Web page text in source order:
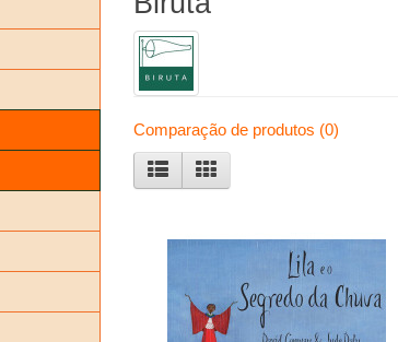
Comparação de produtos (0)